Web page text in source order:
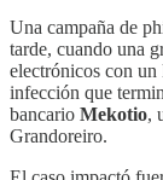
Una campaña de
tarde, cuando una
electrónicos con
infección que
bancario Mekotio,
Grandoreiro.